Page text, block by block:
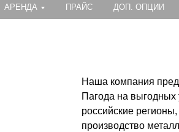
АРЕНДА ПРАЙС ДОП. ОПЦИИ
Наша компания
Пагода на выгодных
российские
производство